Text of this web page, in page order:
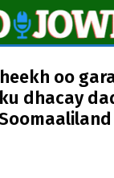
oo
dhacay